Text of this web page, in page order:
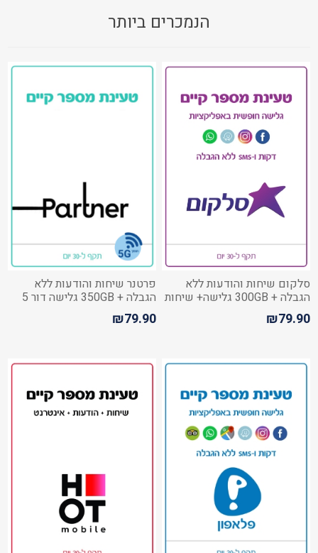
הנמכרים ביותר
סלקום שיחות והודעות ללא
הגבלה + 300GB גלישה+ שיחות
מישראל לחו"ל
₪79.90
פרטנר שיחות והודעות ללא
הגבלה + 350GB גלישה דור 5
₪79.90